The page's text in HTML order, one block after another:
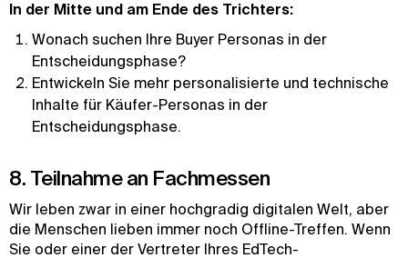
In der Mitte und am Ende des Trichters:
Wonach suchen Ihre Buyer Personas in der
Entscheidungsphase?
Entwickeln Sie mehr personalisierte und technische
Inhalte für Käufer-Personas in der
Entscheidungsphase.
8. Teilnahme an Fachmessen
Wir leben zwar in einer hochgradig digitalen Welt, aber
die Menschen lieben immer noch Offline-Treffen. Wenn
Sie oder einer der Vertreter Ihres EdTech-